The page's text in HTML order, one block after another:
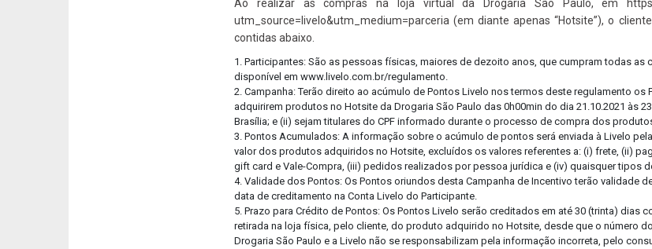
Ao realizar as compras na loja virtual da Drogaria São Paulo, em https://
utm_source=livelo&utm_medium=parceria (em diante apenas “Hotsite”), o
contidas abaixo.
1. Participantes: São as pessoas físicas, maiores de dezoito anos, que cumpram todas as
disponível em www.livelo.com.br/regulamento.
2. Campanha: Terão direito ao acúmulo de Pontos Livelo nos termos deste regulamento os
adquirirem produtos no Hotsite da Drogaria São Paulo das 0h00min do dia 21.10.2021 às
Brasília; e (ii) sejam titulares do CPF informado durante o processo de compra dos
3. Pontos Acumulados: A informação sobre o acúmulo de pontos será enviada à Livelo
valor dos produtos adquiridos no Hotsite, excluídos os valores referentes a: (i) frete, (ii)
gift card e Vale-Compra, (iii) pedidos realizados por pessoa jurídica e (iv) quaisquer tipos
4. Validade dos Pontos: Os Pontos oriundos desta Campanha de Incentivo terão validade
data de creditamento na Conta Livelo do Participante.
5. Prazo para Crédito de Pontos: Os Pontos Livelo serão creditados em até 30 (trinta) dias
retirada na loja física, pelo cliente, do produto adquirido no Hotsite, desde que o número
Drogaria São Paulo e a Livelo não se responsabilizam pela informação incorreta, pelo